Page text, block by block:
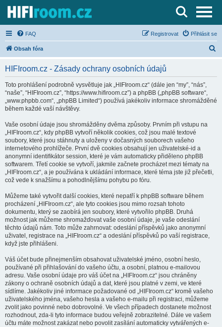
Server o Hi-Fi a AV technice
FAQ Přihlásit se
Registrovat
Obsah fóra
HIFIroom.cz - Zásady ochrany osobních údajů
Toto prohlášení podrobně vysvětluje jak „HIFIroom.cz“ (dále jen “my”, “nás”,
“naše”, “HIFIroom.cz”, “https://www.hifiroom.cz”) a phpBB („phpBB software“,
„www.phpbb.com“, „phpBB Limited“) používá jakékoliv informace shromážděné
během každé vaší návštěvy.
Vaše osobní údaje jsou shromážděny dvěma způsoby. Prvním při vstupu na
„HIFIroom.cz“, kdy phpBB vytvoří několik cookies, což jsou malé textové
soubory, které jsou stáhnuty a uloženy v dočasných souborech vašeho
internetového prohlížeče. První dvě cookies obsahují jen uživatelské-id a
anonymní identifikátor session, které je vám automaticky přiděleno phpBB
softwarem. Třetí cookie se vytvoří, jakmile začnete procházet mezi tématy na
„HIFIroom.cz“, a je používána k ukládání informace, které téma jste již přečetli,
což vede k snažšímu a pohodlnějšímu pohybu po fóru.
Můžeme také vytvořit další cookies, které nepatří k phpBB software během
procházení „HIFIroom.cz“, ale tyto cookies jsou mimo rozsah tohoto
dokumentu, který se zaobírá jen soubory, které vytvořilo phpBB. Druhá
možnost jak můžeme shromažďovat vaše osobní údaje, je vaše odeslání
těchto údajů nám. Toto může zahrnovat: odeslání příspěvků jako anonymní
uživatel, registrace na „HIFIroom.cz“ a odeslání příspěvků po vaší registrace,
když jste přihlášeni.
Váš účet bude přinejmenším obsahovat uživatelské jméno, osobní heslo,
používané při přihlašování do vašeho účtu, a osobní, platnou e-mailovou
adresu. Vaše osobní údaje pro váš účet na „HIFIroom.cz“ jsou chráněny
zákony o ochraně osobních údajů a dat, které jsou platné v zemi, ve které
sídlíme. Jakékoliv jiné informace požadované od „HIFIroom.cz“ kromě vašeho
uživatelského jména, vašeho hesla a vašeho e-mailu při registraci, můžeme
zvolit jako povinné nebo dobrovolné. Ve všech případech dostanete možnost
rozhodnout, zda-li tyto informace budou veřejně zobrazitelné. Dále ve vašem
účtu máte možnost zakázat nebo povolit zasílání automaticky vytvářených e-